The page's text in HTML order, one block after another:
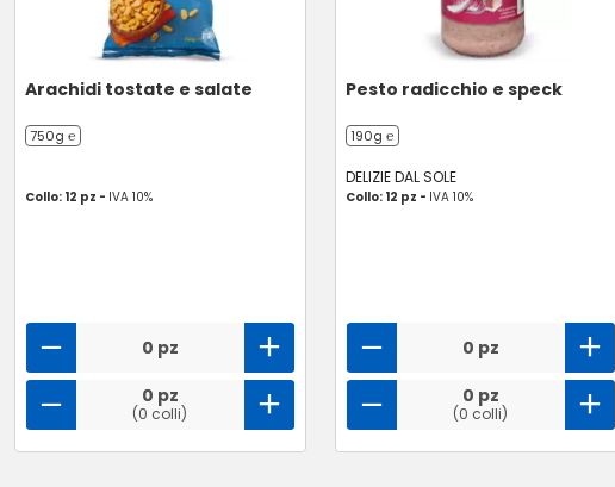
Arachidi tostate e salate
750g ℮
Collo: 12 pz - IVA 10%
0 pz
0 pz
(0 colli)
Pesto radicchio e speck
190g ℮
DELIZIE DAL SOLE
Collo: 12 pz - IVA 10%
0 pz
0 pz
(0 colli)